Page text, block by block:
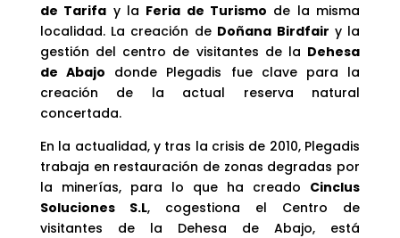
de Tarifa y la Feria de Turismo de la misma
localidad. La creación de Doñana Birdfair y la
gestión del centro de visitantes de la Dehesa
de Abajo donde Plegadis fue clave para la
creación de la actual reserva natural
concertada.
En la actualidad, y tras la crisis de 2010, Plegadis
trabaja en restauración de zonas degradas por
la minerías, para lo que ha creado Cinclus
Soluciones S.L, cogestiona el Centro de
visitantes de la Dehesa de Abajo, está